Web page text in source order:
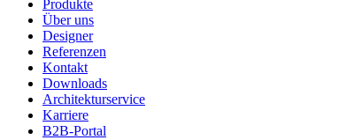
Produkte
Über uns
Designer
Referenzen
Kontakt
Downloads
Architekturservice
Karriere
B2B-Portal